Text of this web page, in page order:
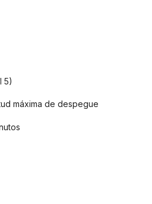
5)
máxima de despegue